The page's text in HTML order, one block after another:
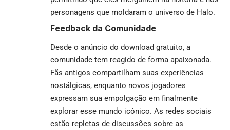
personagens que moldaram o universo de Halo.
Feedback da Comunidade
Desde o anúncio do download gratuito, a
comunidade tem reagido de forma apaixonada.
Fãs antigos compartilham suas experiências
nostálgicas, enquanto novos jogadores
expressam sua empolgação em finalmente
explorar esse mundo icônico. As redes sociais
estão repletas de discussões sobre as